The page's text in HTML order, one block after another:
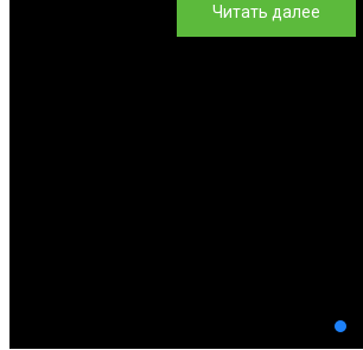
Читать далее